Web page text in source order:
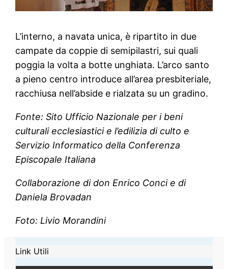
L’interno, a navata unica, è ripartito in due
campate da coppie di semipilastri, sui quali
poggia la volta a botte unghiata. L’arco santo
a pieno centro introduce all’area presbiteriale,
racchiusa nell’abside e rialzata su un gradino.
Fonte: Sito Ufficio Nazionale per i beni
culturali ecclesiastici e l’edilizia di culto e
Servizio Informatico della Conferenza
Episcopale Italiana
Collaborazione di don Enrico Conci e di
Daniela Brovadan
Foto: Livio Morandini
Link Utili